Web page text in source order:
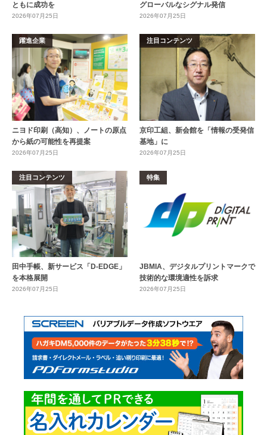
ともに成功を
2026年07月25日
グローバルなシグナル発信
2026年07月25日
躍進企業
ニヨド印刷（高知）、ノートの原点
から紙の可能性を再提案
2026年07月25日
注目コンテンツ
京印工組、新会館を「情報の受発信
基地」に
2026年07月25日
注目コンテンツ
田中手帳、新サービス「D-EDGE」
を本格展開
2026年07月25日
特集
JBMIA、デジタルプリントマークで
技術的な環境適性を訴求
2026年07月25日